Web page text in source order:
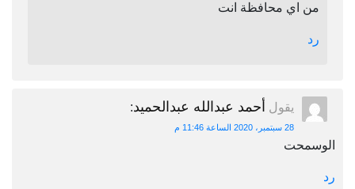
من اي محافظة انت
رد
يقول أحمد عبدالله عبدالحميد:
28 سبتمبر، 2020 الساعة 11:46 م
الوسمحت
رد